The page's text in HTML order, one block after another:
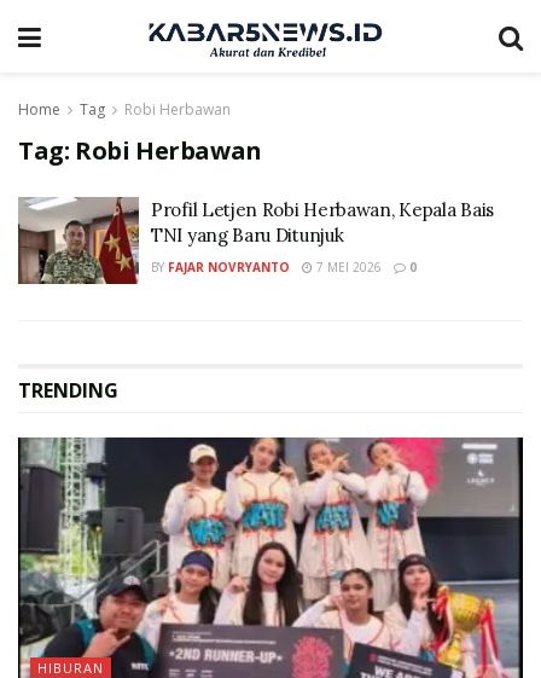
Home Tag Robi Herbawan
Tag: Robi Herbawan
Profil Letjen Robi Herbawan, Kepala Bais
TNI yang Baru Ditunjuk
BY FAJAR NOVRYANTO 7 MEI 2026 0
TRENDING
HIBURAN